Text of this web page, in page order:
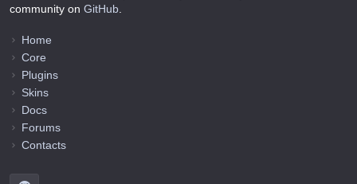
community on GitHub
Home
Core
Plugins
Skins
Docs
Forums
Contacts